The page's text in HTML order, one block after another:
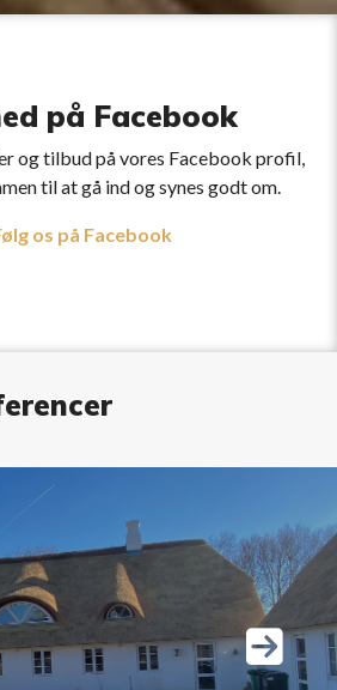
på Facebook
og tilbud på vores Facebook profil,
til at gå ind og synes godt om.
os på Facebook